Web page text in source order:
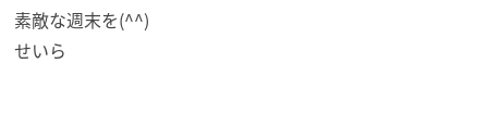
素敵な週末を(^^)
せいら